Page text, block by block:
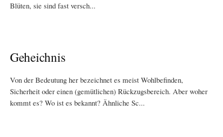
Blüten, sie sind fast versch...
Geheichnis
Von der Bedeutung her bezeichnet es meist Wohlbefinden,
Sicherheit oder einen (gemütlichen) Rückzugsbereich. Aber woher
kommt es? Wo ist es bekannt? Ähnliche Sc...